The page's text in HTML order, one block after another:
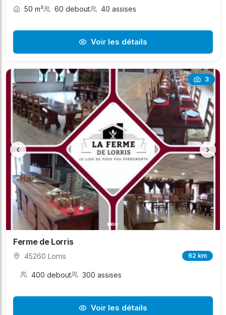
50 m² 60 debout 40 assises
Voir les détails
3
‹ ›
Ferme de Lorris
45260 Lorris 62 km
400 debout 300 assises
Voir les détails